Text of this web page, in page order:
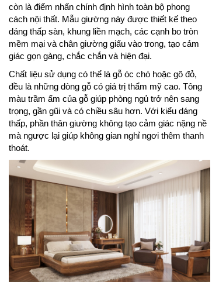
còn là điểm nhấn chính định hình toàn bộ phong
cách nội thất. Mẫu giường này được thiết kế theo
dáng thấp sàn, khung liền mạch, các cạnh bo tròn
mềm mại và chân giường giấu vào trong, tạo cảm
giác gọn gàng, chắc chắn và hiện đại.
Chất liệu sử dụng có thể là gỗ óc chó hoặc gõ đỏ,
đều là những dòng gỗ có giá trị thẩm mỹ cao. Tông
màu trầm ấm của gỗ giúp phòng ngủ trở nên sang
trọng, gần gũi và có chiều sâu hơn. Với kiểu dáng
thấp, phần thân giường không tạo cảm giác nặng nề
mà ngược lại giúp không gian nghỉ ngơi thêm thanh
thoát.